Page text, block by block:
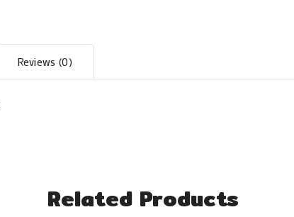
Reviews (0)
Related Products